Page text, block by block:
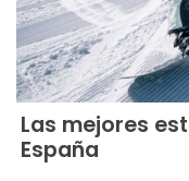
Las mejores
España